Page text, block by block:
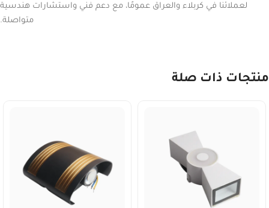
لعملائنا في كربلاء والعراق عمومًا، مع دعم فني واستشارات هندسية
متواصلة.
منتجات ذات صلة